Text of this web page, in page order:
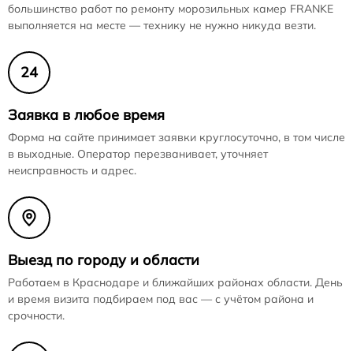
большинство работ по ремонту морозильных камер FRANKE
выполняется на месте — технику не нужно никуда везти.
24
Заявка в любое время
Форма на сайте принимает заявки круглосуточно, в том числе
в выходные. Оператор перезванивает, уточняет
неисправность и адрес.
Выезд по городу и области
Работаем в Краснодаре и ближайших районах области. День
и время визита подбираем под вас — с учётом района и
срочности.